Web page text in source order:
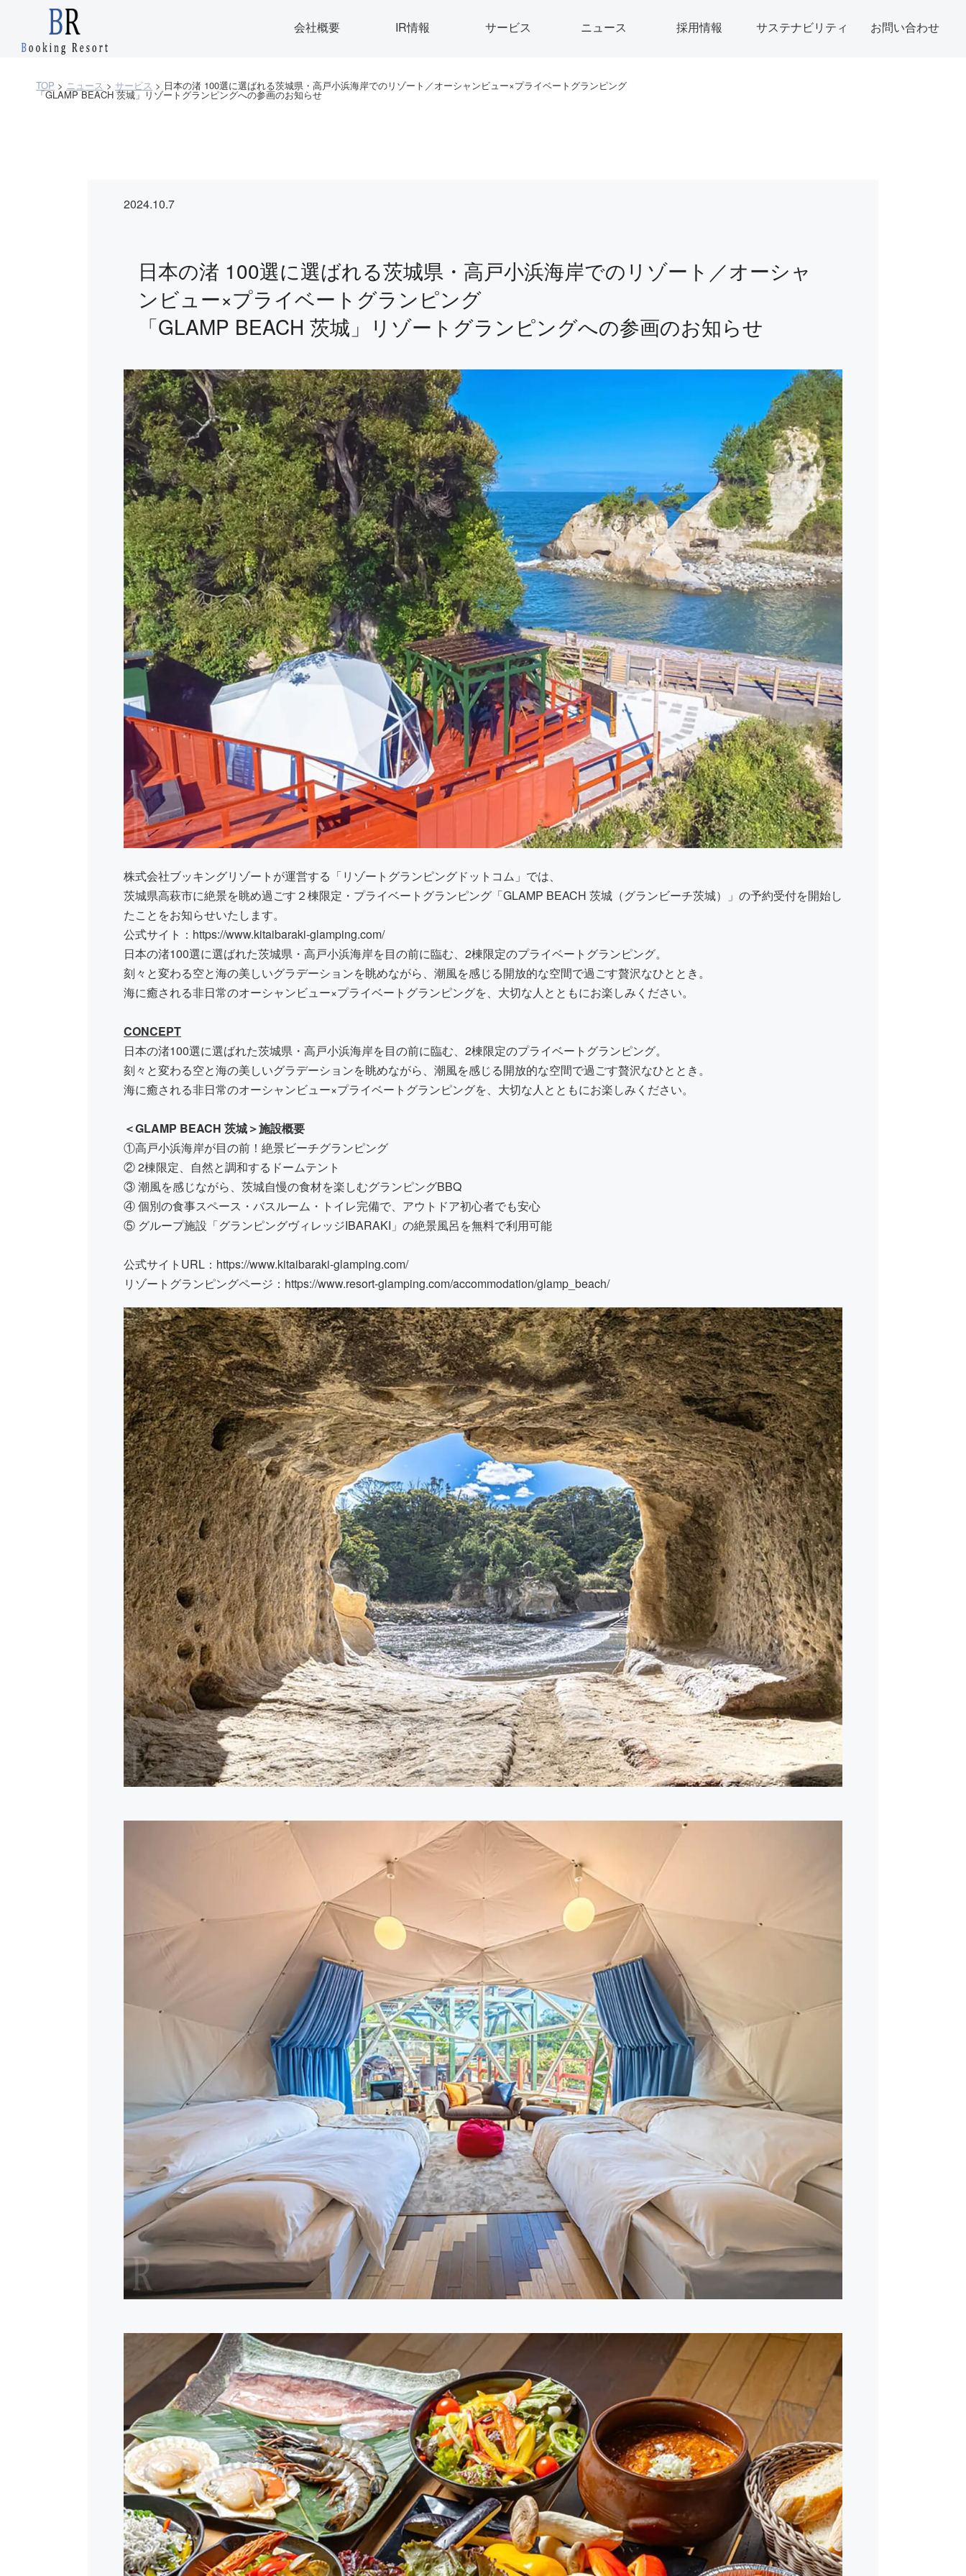
会社概要 IR情報 サービス ニュース 採用情報 サステナビリティ お問い合わせ
TOP > ニュース > サービス > 日本の渚 100選に選ばれる茨城県・高戸小浜海岸でのリゾート／オーシャンビュー×プライベートグランピング
「GLAMP BEACH 茨城」リゾートグランピングへの参画のお知らせ
2024.10.7
日本の渚 100選に選ばれる茨城県・高戸小浜海岸でのリゾート／オーシャ
ンビュー×プライベートグランピング
「GLAMP BEACH 茨城」リゾートグランピングへの参画のお知らせ
株式会社ブッキングリゾートが運営する「リゾートグランピングドットコム」では、
茨城県高萩市に絶景を眺め過ごす２棟限定・プライベートグランピング「GLAMP BEACH 茨城（グランビーチ茨城）」の予約受付を開始し
たことをお知らせいたします。
公式サイト： https://www.kitaibaraki-glamping.com/
日本の渚100選に選ばれた茨城県・高戸小浜海岸を目の前に臨む、2棟限定のプライベートグランピング。
刻々と変わる空と海の美しいグラデーションを眺めながら、潮風を感じる開放的な空間で過ごす贅沢なひととき。
海に癒される非日常のオーシャンビュー×プライベートグランピングを、大切な人とともにお楽しみください。
CONCEPT
日本の渚100選に選ばれた茨城県・高戸小浜海岸を目の前に臨む、2棟限定のプライベートグランピング。
刻々と変わる空と海の美しいグラデーションを眺めながら、潮風を感じる開放的な空間で過ごす贅沢なひととき。
海に癒される非日常のオーシャンビュー×プライベートグランピングを、大切な人とともにお楽しみください。
＜GLAMP BEACH 茨城＞施設概要
①高戸小浜海岸が目の前！絶景ビーチグランピング
② 2棟限定、自然と調和するドームテント
③ 潮風を感じながら、茨城自慢の食材を楽しむグランピングBBQ
④ 個別の食事スペース・バスルーム・トイレ完備で、アウトドア初心者でも安心
⑤ グループ施設「グランピングヴィレッジIBARAKI」の絶景風呂を無料で利用可能
公式サイトURL： https://www.kitaibaraki-glamping.com/
リゾートグランピングページ： https://www.resort-glamping.com/accommodation/glamp_beach/